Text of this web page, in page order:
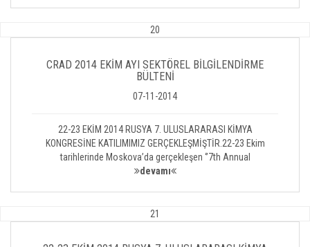
20
CRAD 2014 EKİM AYI SEKTÖREL BİLGİLENDİRME
BÜLTENİ
07-11-2014
22-23 EKİM 2014 RUSYA 7. ULUSLARARASI KİMYA
KONGRESİNE KATILIMIMIZ GERÇEKLEŞMİŞTİR.22-23 Ekim
tarihlerinde Moskova’da gerçekleşen ‘’7th Annual
devamı
21